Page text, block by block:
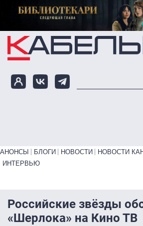
Перейти к основному содержанию
Primary links bottom
АНОНСЫ БЛОГИ НОВОСТИ НОВОСТИ
ИНТЕРВЬЮ
Российские звёзды
«Шерлока» на Кино ТВ